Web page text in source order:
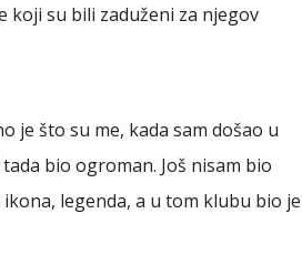
koji su bili zaduženi za njegov
je što su me, kada sam došao u
bio ogroman. Još nisam bio
legenda, a u tom klubu bio je